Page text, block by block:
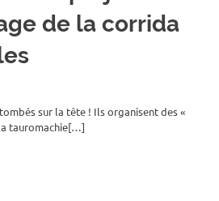
de la corrida
sur la tête ! Ils organisent des «
tauromachie[…]